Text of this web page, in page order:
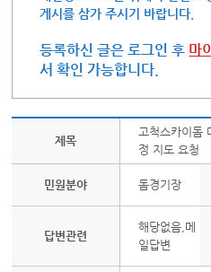
게시를 삼가 주시기 바랍니다.
등록하신 글은 로그인 후 마
서 확인 가능합니다.
제목
고척스카이돔
정 지도 요청
민원분야 돔경기장
답변관련
해당없음,메
일답변